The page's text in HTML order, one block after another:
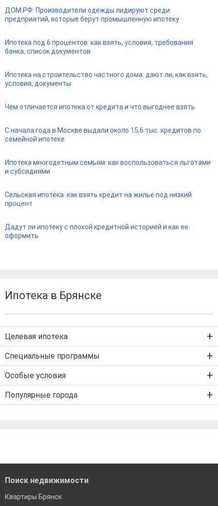
ДОМ.РФ: Производители одежды лидируют среди
предприятий, которые берут промышленную ипотеку
Ипотека под 6 процентов: как взять, условия, требования
банка, список документов
Ипотека на строительство частного дома: дают ли, как взять,
условия, документы
Чем отличается ипотека от кредита и что выгоднее взять
С начала года в Москве выдали около 15,6 тыс. кредитов по
семейной ипотеке
Ипотека многодетным семьям: как воспользоваться льготами
и субсидиями
Сельская ипотека: как взять кредит на жилье под низкий
процент
Дадут ли ипотеку с плохой кредитной историей и как ее
оформить
Ипотека в Брянске
Целевая ипотека
Ипотека на вторичку
Ипотека на строительство дома
IT-ипотека
Специальные программы
Военная ипотека
Рефинансирование ипотеки
Особые условия
Ипотека без первого взноса
Популярные города
Поиск недвижимости
Квартиры Брянск